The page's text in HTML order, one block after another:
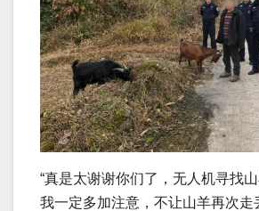
“真是太谢谢你们了，无人机寻找
我一定多加注意，不让山羊再次走